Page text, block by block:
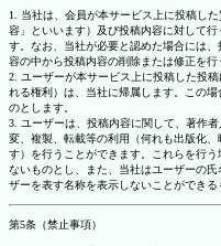
1. 当社は、会員が本サービス上に投稿し
容」といいます）及び投稿内容に対して
す。なお、当社が必要と認めた場合には
容の中から投稿内容の削除または修正を行
2. ユーザーが本サービス上に投稿した投
れる権利）は、当社に帰属します。この
のとします。
3. ユーザーは、投稿内容に関して、著作
変、複製、転載等の利用（何れも出版化
す）を行うことができます。これらを行
ないものとし、また、当社はユーザーの
ザーを表す名称を表示しないことができる
第5条（禁止事項）